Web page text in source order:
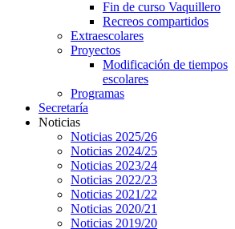
Fin de curso Vaquillero
Recreos compartidos
Extraescolares
Proyectos
Modificación de tiempos
escolares
Programas
Secretaría
Noticias
Noticias 2025/26
Noticias 2024/25
Noticias 2023/24
Noticias 2022/23
Noticias 2021/22
Noticias 2020/21
Noticias 2019/20